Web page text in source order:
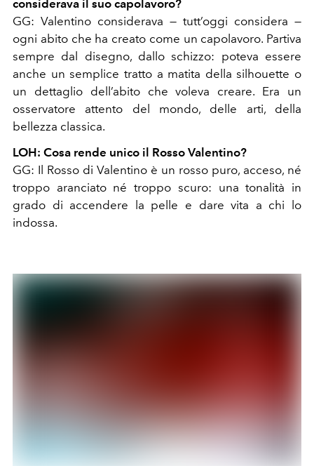
considerava il suo capolavoro?
GG: Valentino considerava — tutt’oggi considera —
ogni abito che ha creato come un capolavoro. Partiva
sempre dal disegno, dallo schizzo: poteva essere
anche un semplice tratto a matita della silhouette o
un dettaglio dell’abito che voleva creare. Era un
osservatore attento del mondo, delle arti, della
bellezza classica.
LOH: Cosa rende unico il Rosso Valentino?
GG: Il Rosso di Valentino è un rosso puro, acceso, né
troppo aranciato né troppo scuro: una tonalità in
grado di accendere la pelle e dare vita a chi lo
indossa.